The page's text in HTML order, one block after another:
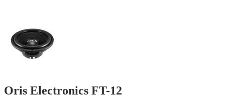
Oris Electronics FT-12